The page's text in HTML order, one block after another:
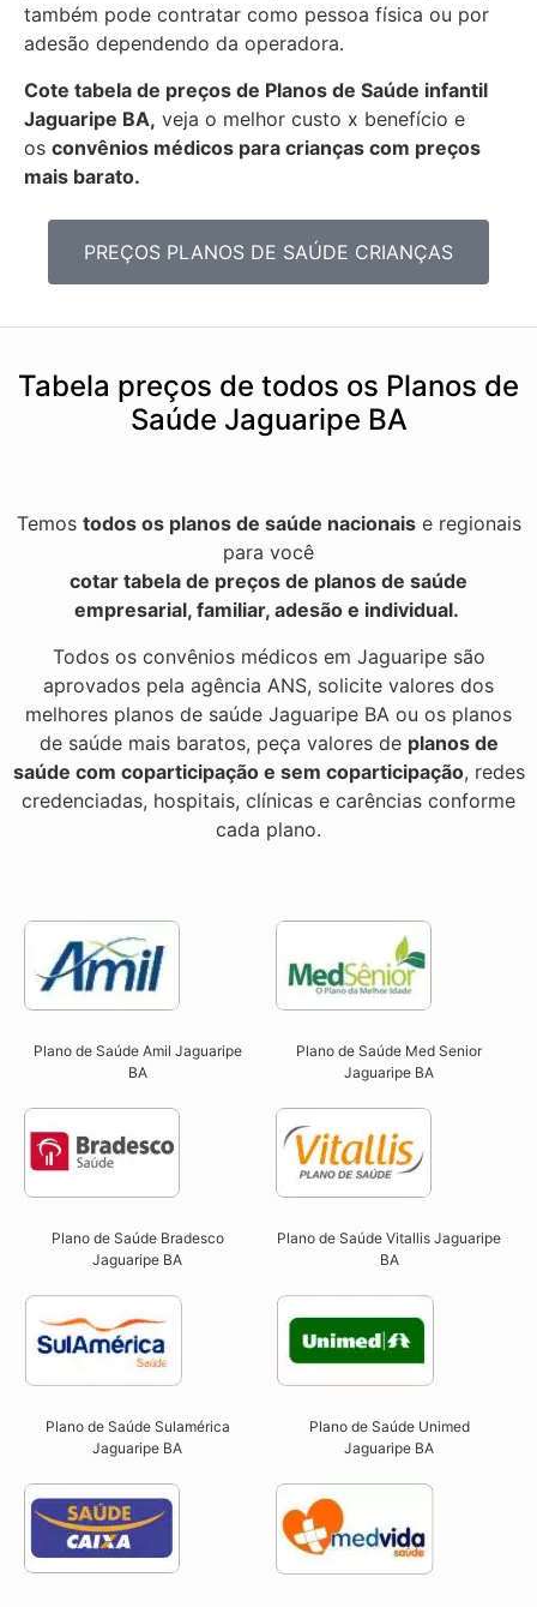
também pode contratar como pessoa física ou por
adesão dependendo da operadora.
Cote tabela de preços de Planos de Saúde infantil
Jaguaripe BA, veja o melhor custo x benefício e
os convênios médicos para crianças com preços
mais barato.
PREÇOS PLANOS DE SAÚDE CRIANÇAS
Tabela preços de todos os Planos de
Saúde Jaguaripe BA
Temos todos os planos de saúde nacionaise regionais
para você
cotar tabela de preços de planos de saúde
empresarial, familiar, adesão e individual.
Todos os convênios médicos em Jaguaripe são
aprovados pela agência ANS, solicite valores dos
melhores planos de saúde Jaguaripe BA ou os planos
de saúde mais baratos, peça valores de planos de
saúde com coparticipação e sem coparticipação, redes
credenciadas, hospitais, clínicas e carências conforme
cada plano.
Plano de Saúde Amil Jaguaripe
BA
Plano de Saúde Med Senior
Jaguaripe BA
Plano de Saúde Bradesco
Jaguaripe BA
Plano de Saúde Vitallis Jaguaripe
BA
Plano de Saúde Sulamérica
Jaguaripe BA
Plano de Saúde Unimed
Jaguaripe BA